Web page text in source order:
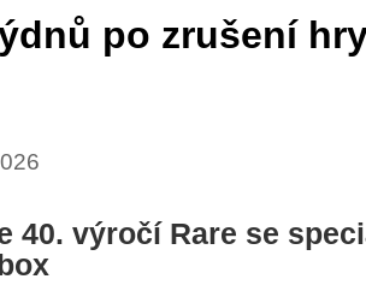
po zrušení
40. výročí Rare se